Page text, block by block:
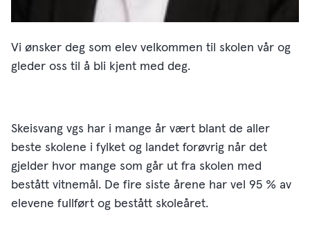
Vi ønsker deg som elev velkommen til skolen vår og
gleder oss til å bli kjent med deg.
Skeisvang vgs har i mange år vært blant de aller
beste skolene i fylket og landet forøvrig når det
gjelder hvor mange som går ut fra skolen med
bestått vitnemål. De fire siste årene har vel 95 % av
elevene fullført og bestått skoleåret.